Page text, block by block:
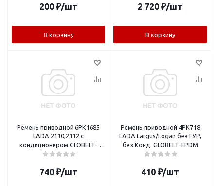
200 ₽/шт
В корзину
2 720 ₽/шт
В корзину
Ремень приводной 6PK1685
LADA 2110,2112 c
кондиционером GLOBELT-
EPDM
740 ₽/шт
Ремень приводной 4PK718
LADA Largus/Logan без ГУР,
без Конд. GLOBELT-EPDM
410 ₽/шт